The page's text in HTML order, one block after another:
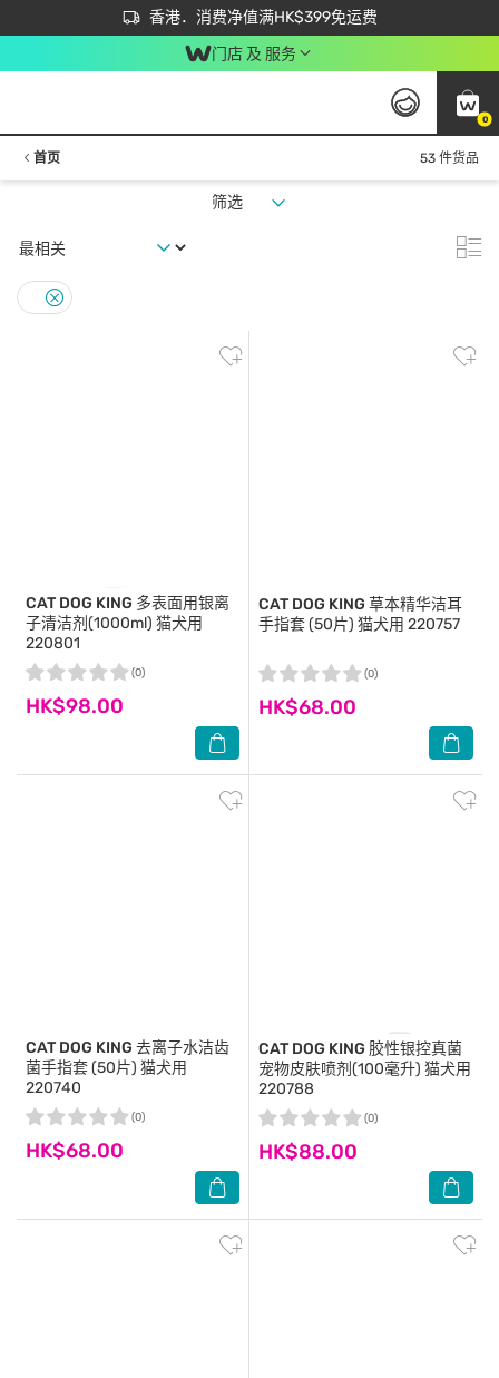
香港．消费净值满HK$399免运费
立即成为易赏钱会员尽享独家优惠
首次APP下单买满$450 输入 NEWAPP 即减$50
门店 及 服务
0
首页 53 件货品
筛选
CAT DOG KING 多表面用银离
子清洁剂(1000ml) 猫犬用
220801
HK$98.00
(0)
CAT DOG KING 草本精华洁耳
手指套 (50片) 猫犬用 220757
HK$68.00
(0)
CAT DOG KING 去离子水洁齿
菌手指套 (50片) 猫犬用
220740
HK$68.00
(0)
CAT DOG KING 胶性银控真菌
宠物皮肤喷剂(100毫升) 猫犬用
220788
HK$88.00
(0)